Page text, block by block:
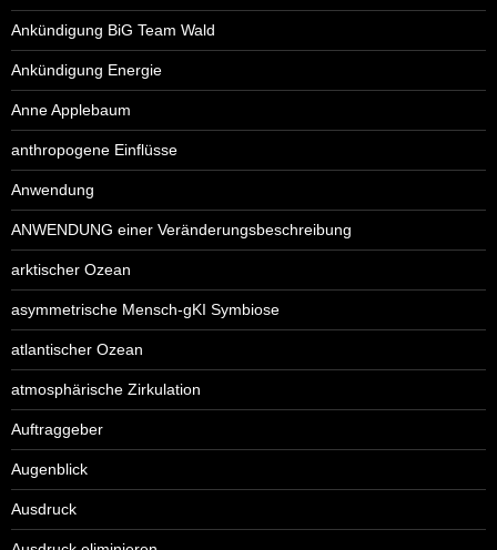
Ankündigung BiG Team Wald
Ankündigung Energie
Anne Applebaum
anthropogene Einflüsse
Anwendung
ANWENDUNG einer Veränderungsbeschreibung
arktischer Ozean
asymmetrische Mensch-gKI Symbiose
atlantischer Ozean
atmosphärische Zirkulation
Auftraggeber
Augenblick
Ausdruck